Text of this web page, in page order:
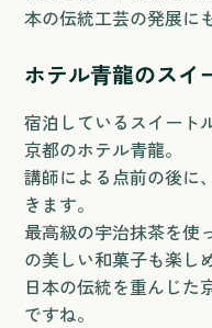
本の伝統工芸の発展に
ホテル青龍のスイ
宿泊しているスイート
京都のホテル青龍。
講師による点前の後に
きます。
最高級の宇治抹茶を使
の美しい和菓子も楽し
日本の伝統を重んじた
ですね。